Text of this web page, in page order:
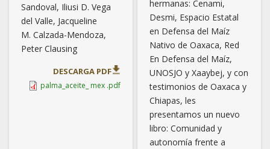
Sandoval, Iliusi D. Vega
del Valle, Jacqueline
M. Calzada-Mendoza,
Peter Clausing
DESCARGA PDF
palma_aceite_ mex .pdf
hermanas: Cenami,
Desmi, Espacio Estatal
en Defensa del Maíz
Nativo de Oaxaca, Red
En Defensa del Maíz,
UNOSJO y Xaaybej, y con
testimonios de Oaxaca y
Chiapas, les
presentamos un nuevo
libro: Comunidad y
autonomía frente a